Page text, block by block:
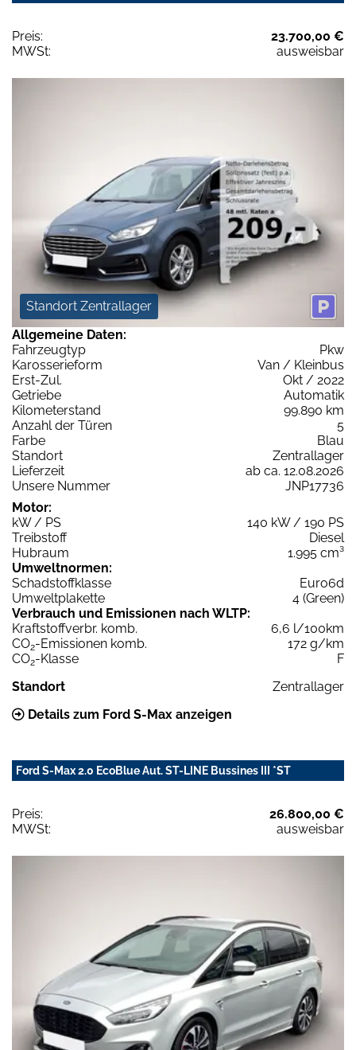
Preis:
23.700,00 €
MWSt:
ausweisbar
Standort Zentrallager
Allgemeine Daten:
Fahrzeugtyp
Pkw
Karosserieform
Van / Kleinbus
Erst-Zul.
Okt / 2022
Getriebe
Automatik
Kilometerstand
99.890 km
Anzahl der Türen
5
Farbe
Blau
Standort
Zentrallager
Lieferzeit
ab ca. 12.08.2026
Unsere Nummer
JNP17736
Motor:
kW / PS
140 kW / 190 PS
Treibstoff
Diesel
Hubraum
1.995 cm³
Umweltnormen:
Schadstoffklasse
Euro6d
Umweltplakette
4 (Green)
Verbrauch und Emissionen nach WLTP:
Kraftstoffverbr. komb.
6,6 l/100km
CO2-Emissionen komb.
172 g/km
CO2-Klasse
F
Standort
Zentrallager
Details zum Ford S-Max anzeigen
Ford S-Max 2.0 EcoBlue Aut. ST-LINE Bussines III *ST
Preis:
26.800,00 €
MWSt:
ausweisbar